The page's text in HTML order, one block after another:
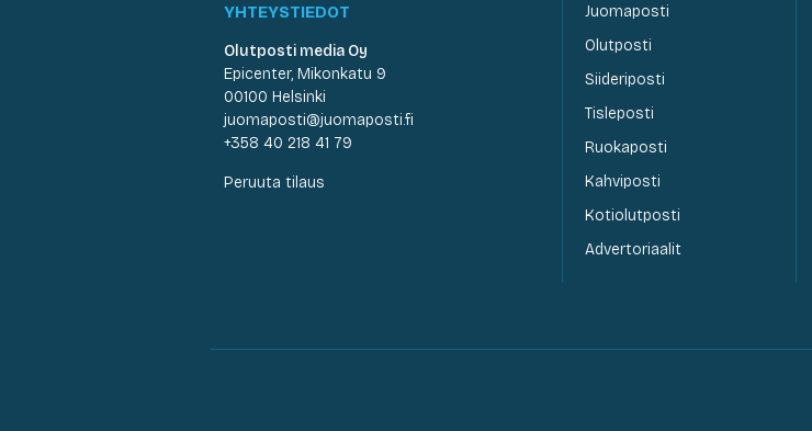
YHTEYSTIEDOT
Olutposti media Oy
Epicenter, Mikonkatu 9
00100 Helsinki
juomaposti@juomaposti.fi
+358 40 218 41 79
Peruuta tilaus
Juomaposti
Olutposti
Siideriposti
Tisleposti
Ruokaposti
Kahviposti
Kotiolutposti
Advertoriaalit